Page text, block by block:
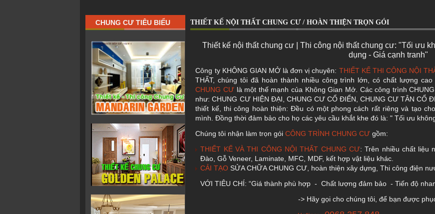
CHUNG CƯ TIÊU BIỂU THIẾT KẾ NỘI THẤT CHUNG CƯ / HOÀN THIỆN TRỌN GÓI
Thiết kế nội thất chung cư | Thi công nội thất chung cư: "Tối ưu
dụng - Giá cạnh tranh"
Công ty KHÔNG GIAN MỞ là đơn vị chuyên: THIẾT KẾ THI CÔNG NỘI
THẤT, chúng tôi đã hoàn thành nhiều công trình lớn, có chất lượng
CHUNG CƯ là một thế mạnh của Không Gian Mở. Các công trình
như: CHUNG CƯ HIỆN ĐẠI, CHUNG CƯ CỔ ĐIỂN, CHUNG CƯ TÂN CỔ
thiết kế, thi công hoàn thiện: Đều có một phong cách rất riêng và tạo
mình. Đồng thời đảm bảo cho họ các yêu cầu khắt khe đó là: " Tối ưu
Chúng tôi nhận làm trọn góiCÔNG TRÌNH CHUNG CƯ gồm:
THIẾT KẾ VÀ THI CÔNG NỘI THẤT CHUNG CƯ: Trên nhiều chất liệu
Đào, Gỗ Veneer, Laminate, MFC, MDF, kết hợp vật liệu khác.
CẢI TẠO SỬA CHỮA CHUNG CƯ, hoàn thiện xây dựng, Thi công điện
VỚI TIÊU CHÍ: “Giá thành phù hợp - Chất lượng đảm bảo - Tiến độ
-> Hãy gọi cho chúng tôi, để bạn được phục vụ